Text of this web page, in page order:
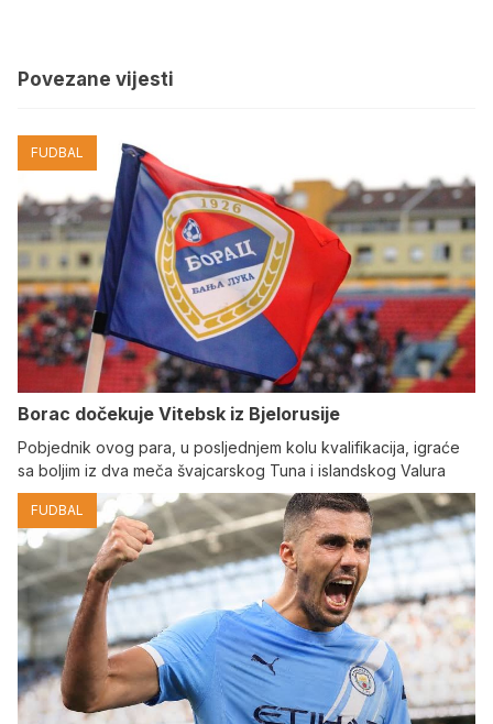
Povezane vijesti
FUDBAL
Borac dočekuje Vitebsk iz Bjelorusije
Pobjednik ovog para, u posljednjem kolu kvalifikacija, igraće
sa boljim iz dva meča švajcarskog Tuna i islandskog Valura
FUDBAL